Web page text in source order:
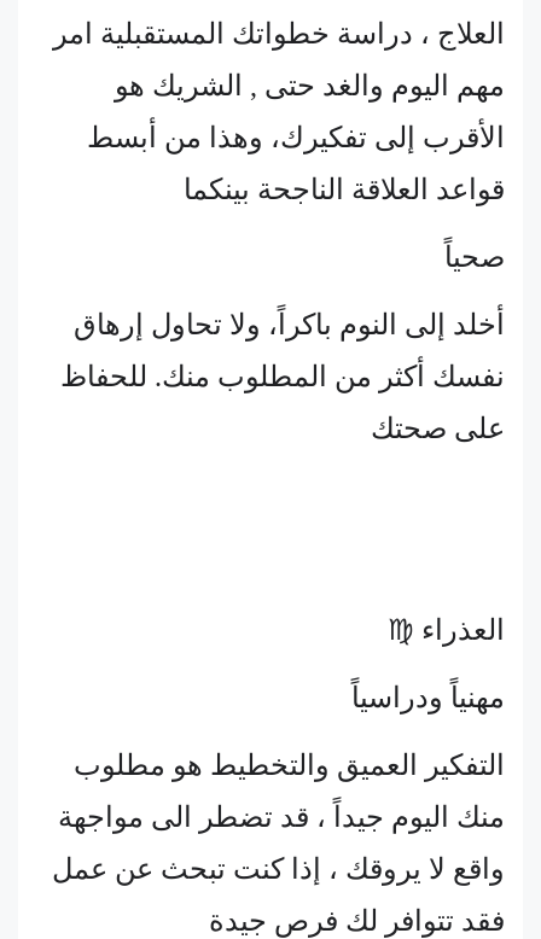
العلاج ، دراسة خطواتك المستقبلية امر
مهم اليوم والغد حتى , الشريك هو
الأقرب إلى تفكيرك، وهذا من أبسط
قواعد العلاقة الناجحة بينكما
صحياً
أخلد إلى النوم باكراً، ولا تحاول إرهاق
نفسك أكثر من المطلوب منك. للحفاظ
على صحتك
العذراء ♍
مهنياً ودراسياً
التفكير العميق والتخطيط هو مطلوب
منك اليوم جيداً ، قد تضطر الى مواجهة
واقع لا يروقك ، إذا كنت تبحث عن عمل
فقد تتوافر لك فرص جيدة